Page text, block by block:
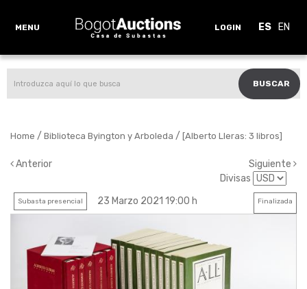
MENU LOGIN ES EN
BUSCAR
Home / Biblioteca Byington y Arboleda / [Alberto Lleras: 3 libros]
Anterior
Siguiente
Divisas
Subasta presencial 23 Marzo 2021 19:00 h Finalizada